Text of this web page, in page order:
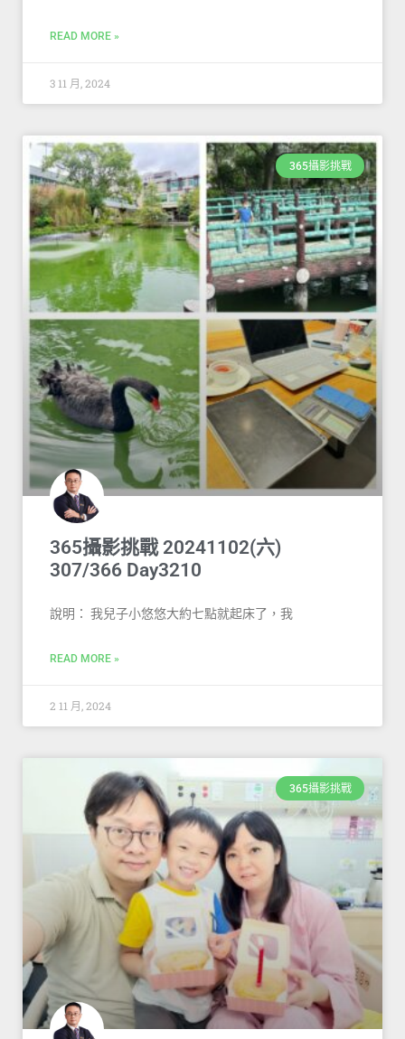
READ MORE »
3 11 月, 2024
365攝影挑戰
365攝影挑戰 20241102(六)
307/366 Day3210
說明： 我兒子小悠悠大約七點就起床了，我
READ MORE »
2 11 月, 2024
365攝影挑戰